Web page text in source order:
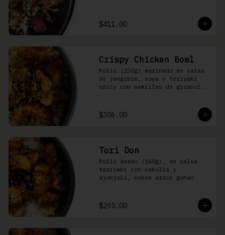
$411.00
Crispy Chicken Bowl
Pollo (150g) marinado en salsa
de jengibre, soya y teriyaki
spicy con semillas de girasol y
$306.00
Tori Don
Pollo asado (160g), en salsa
teriyaki con cebolla y
ajonjolí, sobre arroz gohan
$295.00